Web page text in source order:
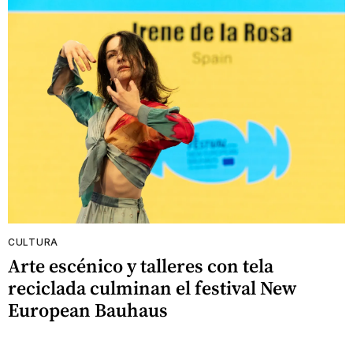
CULTURA
Arte escénico y talleres con tela
reciclada culminan el festival New
European Bauhaus